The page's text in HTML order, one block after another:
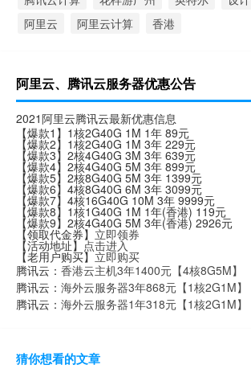
阿里云
阿里云计算 香港
阿里云、腾讯云服务器优惠公告
2021阿里云腾讯云最新优惠信息
【爆款1】1核2G40G 1M 1年 89元
【爆款2】1核2G40G 1M 3年 229元
【爆款3】2核4G40G 3M 3年 639元
【爆款4】2核4G40G 5M 3年 899元
【爆款5】2核8G40G 5M 3年 1399元
【爆款6】4核8G40G 6M 3年 3099元
【爆款7】4核16G40G 10M 3年 9999元
【爆款8】1核1G40G 1M 1年(香港) 119元
【爆款9】2核4G40G 5M 3年(香港) 2926元
【领取代金券】 立即领券
【活动地址】 点击进入
【老用户购买】立即购买
腾讯云： 香港云主机3年1400元【4核8G5M】
腾讯云： 海外云服务器3年868元【1核2G1M】
腾讯云： 海外云服务器1年318元【1核2G1M】
猜你想看的文章